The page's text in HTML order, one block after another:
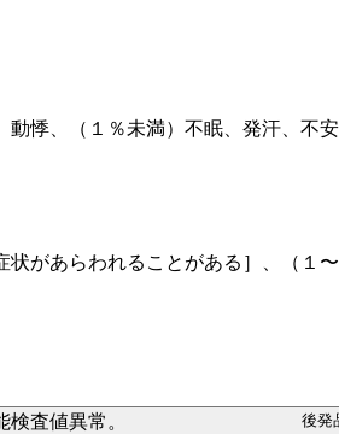
悸、（１％未満）不眠、発汗、不安
があらわれることがある］、（１
査値異常。 後発